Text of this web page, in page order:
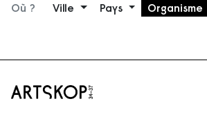
Où ? Ville Pays Organisme